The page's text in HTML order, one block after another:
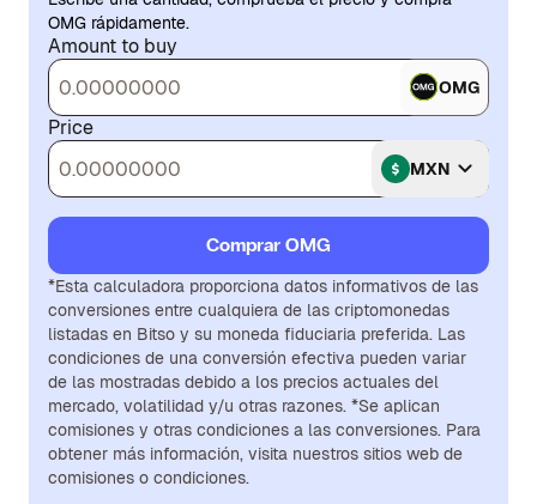
OMG rápidamente.
Amount to buy
OMG
Price
MXN
Comprar OMG
*Esta calculadora proporciona datos informativos de las
conversiones entre cualquiera de las criptomonedas
listadas en Bitso y su moneda fiduciaria preferida. Las
condiciones de una conversión efectiva pueden variar
de las mostradas debido a los precios actuales del
mercado, volatilidad y/u otras razones. *Se aplican
comisiones y otras condiciones a las conversiones. Para
obtener más información, visita nuestros sitios web de
comisiones o condiciones.